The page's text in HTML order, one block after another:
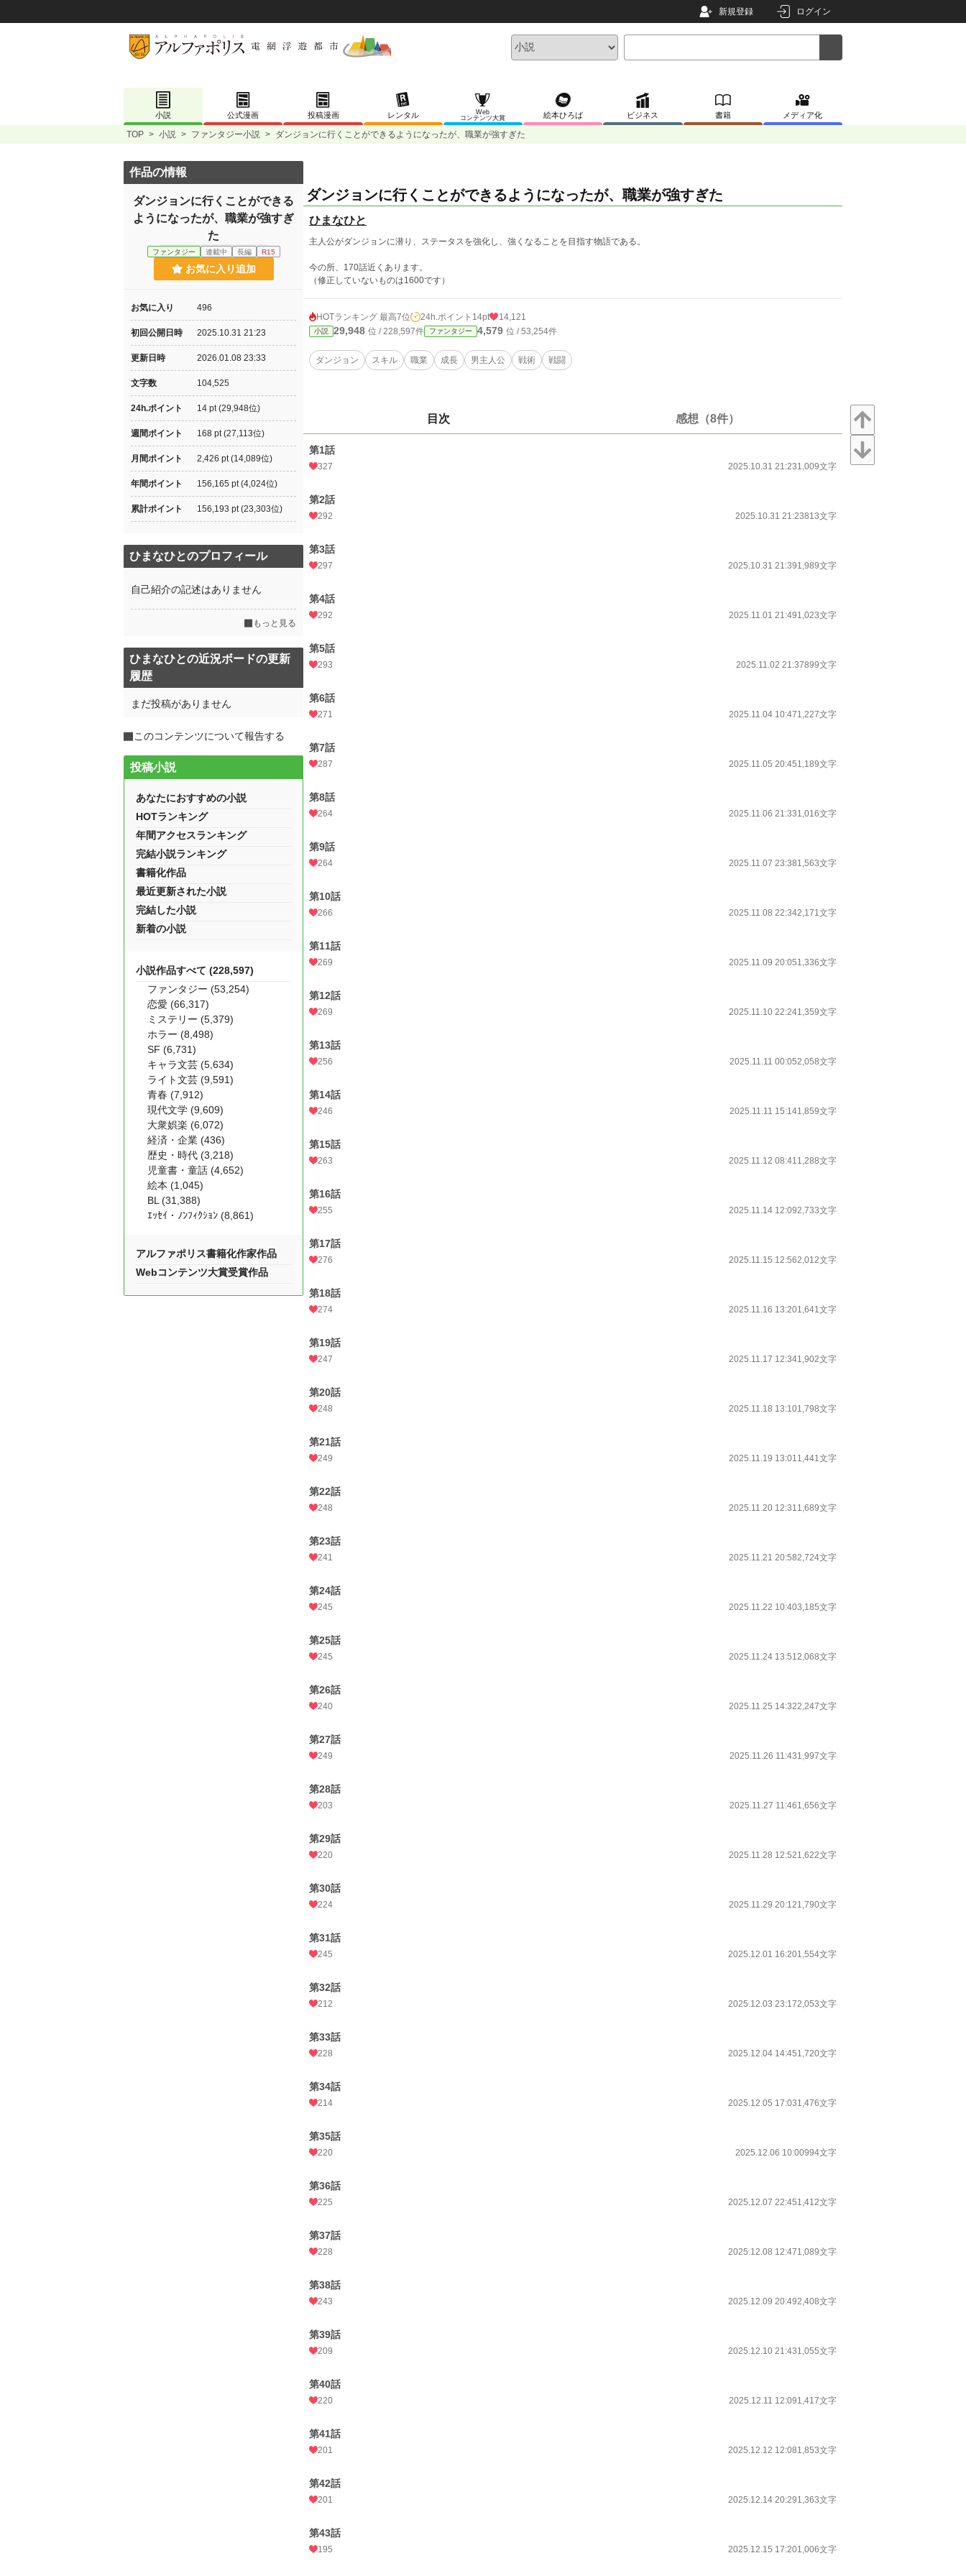
新規登録 ログイン
小説 公式漫画 投稿漫画 レンタル
Web
コンテンツ大賞
絵本ひろば ビジネス 書籍 メディア化
TOP > 小説 > ファンタジー小説 > ダンジョンに行くことができるようになったが、職業が強すぎた
ダンジョンに行くことができるようになったが、職業が強すぎた
ひまなひと
主人公がダンジョンに潜り、ステータスを強化し、強くなることを目指す物語である。
今の所、170話近くあります。
（修正していないものは1600です）
HOTランキング 最高7位 24h.ポイント 14pt 14,121
小説 29,948 位 / 228,597件 ファンタジー 4,579 位 / 53,254件
ダンジョン スキル 職業 成長 男主人公 戦術 戦闘
目次 感想（8件）
第1話
327 2025.10.31 21:231,009文字
第2話
292 2025.10.31 21:23813文字
第3話
297 2025.10.31 21:391,989文字
第4話
292 2025.11.01 21:491,023文字
第5話
293 2025.11.02 21:37899文字
第6話
271 2025.11.04 10:471,227文字
第7話
287 2025.11.05 20:451,189文字
第8話
264 2025.11.06 21:331,016文字
第9話
264 2025.11.07 23:381,563文字
第10話
266 2025.11.08 22:342,171文字
第11話
269 2025.11.09 20:051,336文字
第12話
269 2025.11.10 22:241,359文字
第13話
256 2025.11.11 00:052,058文字
第14話
246 2025.11.11 15:141,859文字
第15話
263 2025.11.12 08:411,288文字
第16話
255 2025.11.14 12:092,733文字
第17話
276 2025.11.15 12:562,012文字
第18話
274 2025.11.16 13:201,641文字
第19話
247 2025.11.17 12:341,902文字
第20話
248 2025.11.18 13:101,798文字
第21話
249 2025.11.19 13:011,441文字
第22話
248 2025.11.20 12:311,689文字
第23話
241 2025.11.21 20:582,724文字
第24話
245 2025.11.22 10:403,185文字
第25話
245 2025.11.24 13:512,068文字
第26話
240 2025.11.25 14:322,247文字
第27話
249 2025.11.26 11:431,997文字
第28話
203 2025.11.27 11:461,656文字
第29話
220 2025.11.28 12:521,622文字
第30話
224 2025.11.29 20:121,790文字
第31話
245 2025.12.01 16:201,554文字
第32話
212 2025.12.03 23:172,053文字
第33話
228 2025.12.04 14:451,720文字
第34話
214 2025.12.05 17:031,476文字
第35話
220 2025.12.06 10:00994文字
第36話
225 2025.12.07 22:451,412文字
第37話
228 2025.12.08 12:471,089文字
第38話
243 2025.12.09 20:492,408文字
第39話
209 2025.12.10 21:431,055文字
第40話
220 2025.12.11 12:091,417文字
第41話
201 2025.12.12 12:081,853文字
第42話
201 2025.12.14 20:291,363文字
第43話
195 2025.12.15 17:201,006文字
作品の情報
ダンジョンに行くことができる
ようになったが、職業が強すぎ
た
ファンタジー 連載中 長編 R15
お気に入り追加
お気に入り 496
初回公開日時 2025.10.31 21:23
更新日時 2026.01.08 23:33
文字数 104,525
24h.ポイント 14 pt (29,948位)
週間ポイント 168 pt (27,113位)
月間ポイント 2,426 pt (14,089位)
年間ポイント 156,165 pt (4,024位)
累計ポイント 156,193 pt (23,303位)
ひまなひとのプロフィール
自己紹介の記述はありません
もっと見る
ひまなひとの近況ボードの更新
履歴
まだ投稿がありません
このコンテンツについて報告する
投稿小説
あなたにおすすめの小説
HOTランキング
年間アクセスランキング
完結小説ランキング
書籍化作品
最近更新された小説
完結した小説
新着の小説
小説作品すべて (228,597)
ファンタジー (53,254)
恋愛 (66,317)
ミステリー (5,379)
ホラー (8,498)
SF (6,731)
キャラ文芸 (5,634)
ライト文芸 (9,591)
青春 (7,912)
現代文学 (9,609)
大衆娯楽 (6,072)
経済・企業 (436)
歴史・時代 (3,218)
児童書・童話 (4,652)
絵本 (1,045)
BL (31,388)
ｴｯｾｲ・ﾉﾝﾌｨｸｼｮﾝ (8,861)
アルファポリス書籍化作家作品
Webコンテンツ大賞受賞作品